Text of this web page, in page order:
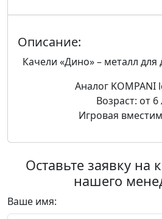
Описание:
Качели «Дино» – металл
Аналог KOMPANI
Возраст: от 6
Игровая
Оставьте заявку на
нашего
Ваше имя: